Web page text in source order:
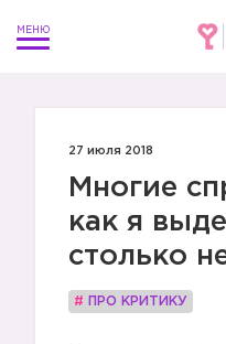
27 июля 2018
Многие
как я
столько
# ПРО КРИТИКУ